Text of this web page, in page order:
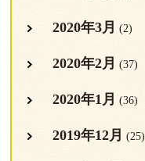
2020年3月 (2)
2020年2月 (37)
2020年1月 (36)
2019年12月 (25)